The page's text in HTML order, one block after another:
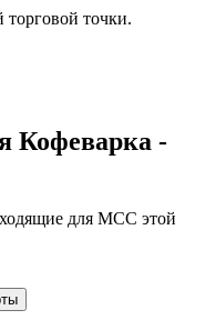
точки.
Кофеварка -
для MCC этой